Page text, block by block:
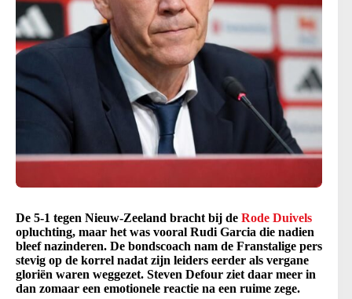
De 5-1 tegen Nieuw-Zeeland bracht bij de Rode Duivels
opluchting, maar het was vooral Rudi Garcia die nadien
bleef nazinderen. De bondscoach nam de Franstalige pers
stevig op de korrel nadat zijn leiders eerder als vergane
gloriën waren weggezet. Steven Defour ziet daar meer in
dan zomaar een emotionele reactie na een ruime zege.